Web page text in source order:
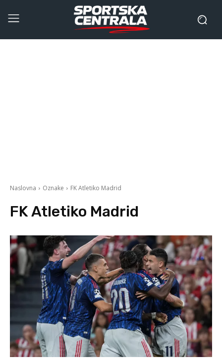
Naslovna Oznake FK Atletiko Madrid
FK Atletiko Madrid